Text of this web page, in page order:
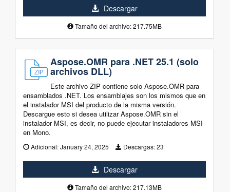
Descargar
Tamaño del archivo: 217.75MB
Aspose.OMR para .NET 25.1 (solo
archivos DLL)
Este archivo ZIP contiene solo Aspose.OMR para
ensamblados .NET. Los ensamblajes son los mismos que en
el instalador MSI del producto de la misma versión.
Descargue esto si desea utilizar Aspose.OMR sin el
instalador MSI, es decir, no puede ejecutar instaladores MSI
en Mono.
Adicional:January 24, 2025 Descargas:23
Descargar
Tamaño del archivo: 217.13MB